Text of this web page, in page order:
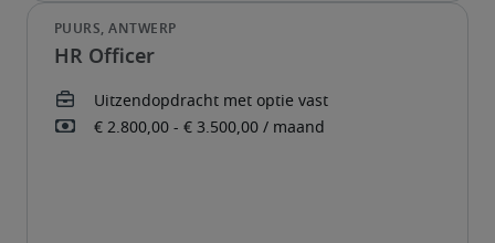
HR Officer